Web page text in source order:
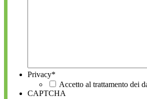
Privacy*
Accetto al trattamento dei
CAPTCHA